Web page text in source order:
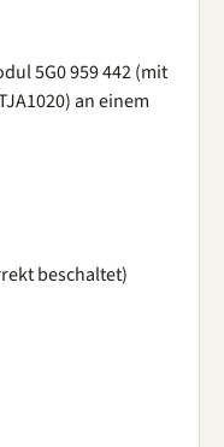
5G0 959 442 (mit
an einem
beschaltet)